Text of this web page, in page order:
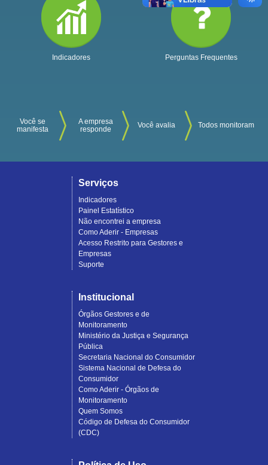
Indicadores Perguntas Frequentes
Você se
manifesta
A empresa
responde
Você avalia Todos monitoram
Serviços
Indicadores
Painel Estatístico
Não encontrei a empresa
Como Aderir - Empresas
Acesso Restrito para Gestores e
Empresas
Suporte
Institucional
Órgãos Gestores e de
Monitoramento
Ministério da Justiça e Segurança
Pública
Secretaria Nacional do Consumidor
Sistema Nacional de Defesa do
Consumidor
Como Aderir - Órgãos de
Monitoramento
Quem Somos
Código de Defesa do Consumidor
(CDC)